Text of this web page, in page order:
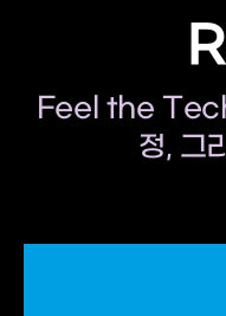
Feel the
정, 그